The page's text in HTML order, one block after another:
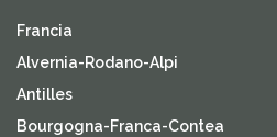
Francia
Alvernia-Rodano-Alpi
Antilles
Bourgogna-Franca-Contea